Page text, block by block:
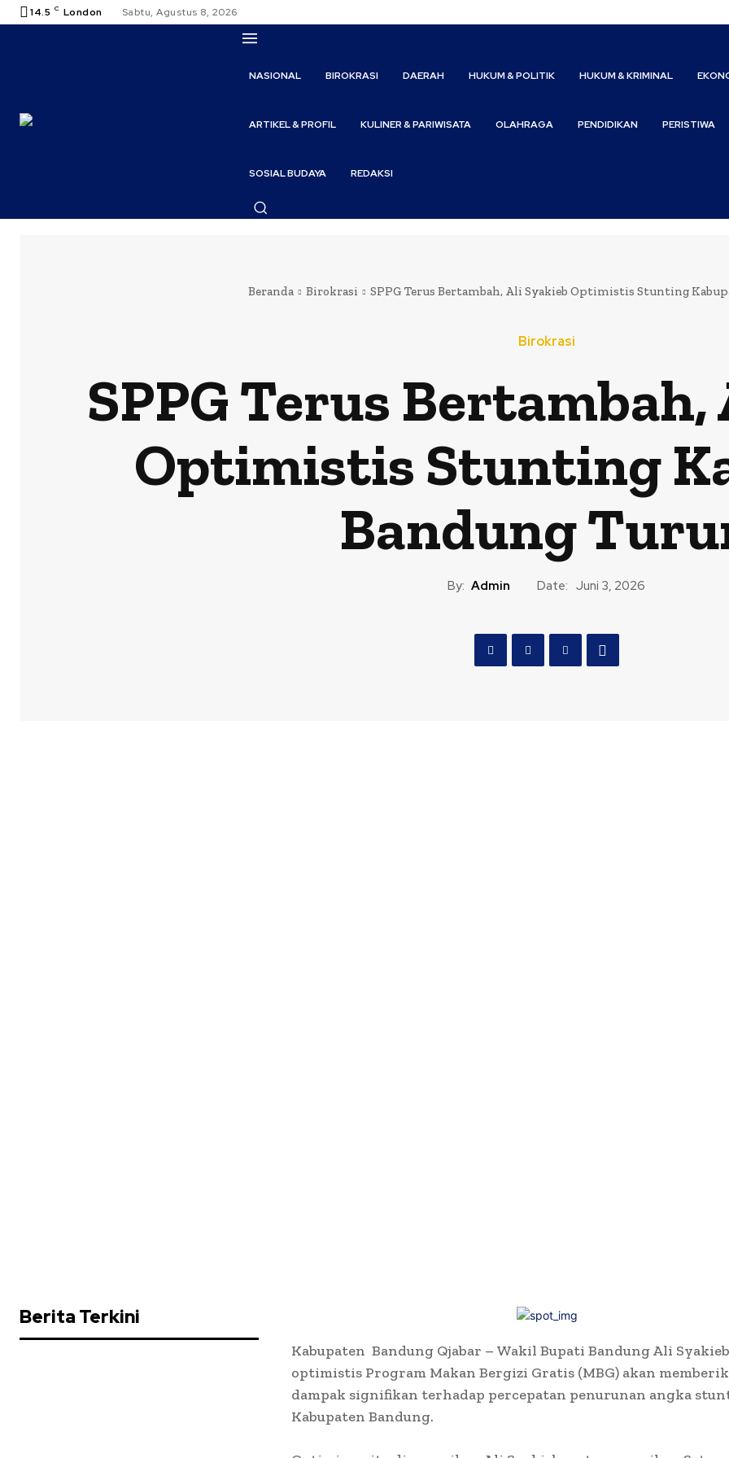
14.5 C London Sabtu, Agustus 8, 2026
NASIONAL BIROKRASI DAERAH HUKUM & POLITIK HUKUM & KRIMINAL
ARTIKEL & PROFIL KULINER & PARIWISATA OLAHRAGA PENDIDIKAN PERISTIWA
SOSIAL BUDAYA REDAKSI
Beranda Birokrasi SPPG Terus Bertambah, Ali Syakieb Optimistis Stunting
Birokrasi
SPPG Terus
Optimistis Stunting
Bandung
By: Admin Date: Juni 3, 2026
Berita Terkini
Kabupaten Bandung Qjabar – Wakil Bupati Bandung Ali Syakieb
optimistis Program Makan Bergizi Gratis (MBG) akan
dampak signifikan terhadap percepatan penurunan angka
Kabupaten Bandung.